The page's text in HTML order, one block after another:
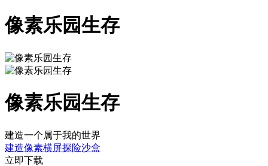
像素乐园生存
像素乐园生存
建造一个属于我的世界
建造像素横屏探险沙盒
立即下载